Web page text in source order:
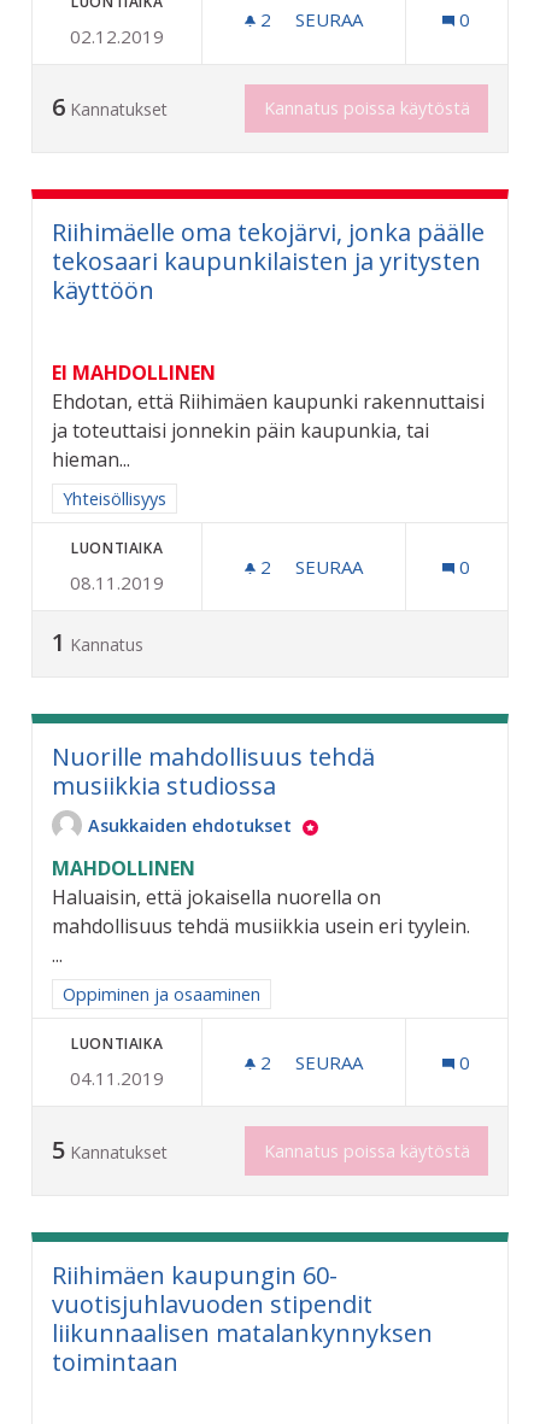
02.12.2019
2 2 SEURAAJAA
SEURAA 0
6 Kannatukset Kannatus poissa käytöstä
Riihimäelle oma tekojärvi, jonka päälle
tekosaari kaupunkilaisten ja yritysten
käyttöön
EI MAHDOLLINEN
Ehdotan, että Riihimäen kaupunki rakennuttaisi
ja toteuttaisi jonnekin päin kaupunkia, tai
hieman...
Rajaa tulokset aihepiirin mukaan: Yhteisöllisyys
Yhteisöllisyys
LUONTIAIKA
08.11.2019
2 2 SEURAAJAA
SEURAA 0
1 Kannatus
Nuorille mahdollisuus tehdä
musiikkia studiossa
Asukkaiden ehdotukset
MAHDOLLINEN
Haluaisin, että jokaisella nuorella on
mahdollisuus tehdä musiikkia usein eri tyylein.
...
Rajaa tulokset aihepiirin mukaan: Oppiminen ja osaaminen
Oppiminen ja osaaminen
LUONTIAIKA
04.11.2019
2 2 SEURAAJAA
SEURAA 0
5 Kannatukset Kannatus poissa käytöstä
Riihimäen kaupungin 60-
vuotisjuhlavuoden stipendit
liikunnaalisen matalankynnyksen
toimintaan